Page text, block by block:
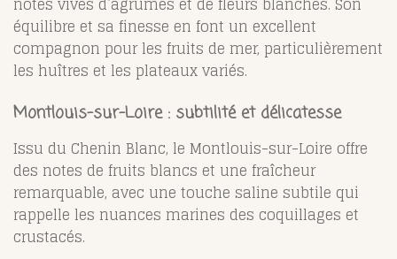
équilibre et sa finesse en font un excellent
compagnon pour les fruits de mer, particulièrement
les huîtres et les plateaux variés.
Montlouis-sur-Loire : subtilité et délicatesse
Issu du Chenin Blanc, le Montlouis-sur-Loire offre
des notes de fruits blancs et une fraîcheur
remarquable, avec une touche saline subtile qui
rappelle les nuances marines des coquillages et
crustacés.